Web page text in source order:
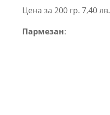
Цена за 200 гр. 7,40 лв.
Пармезан: